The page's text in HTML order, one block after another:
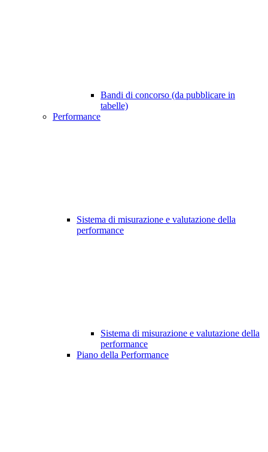
Bandi di concorso (da pubblicare in
tabelle)
Performance
Sistema di misurazione e valutazione della
performance
Sistema di misurazione e valutazione della
performance
Piano della Performance